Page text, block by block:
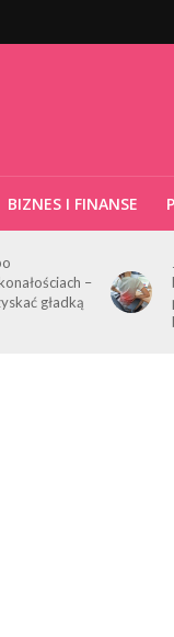
BIZNES I FINANSE
–
gładką